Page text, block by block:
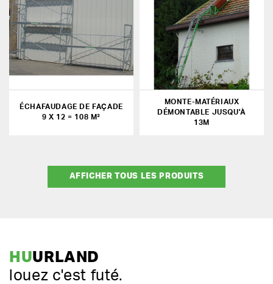
ÉCHAFAUDAGE DE FAÇADE
9 X 12 = 108 M²
MONTE-MATÉRIAUX
DÉMONTABLE JUSQU'À
13M
AFFICHER TOUS LES PRODUITS
HUURLAND
louez c'est futé.